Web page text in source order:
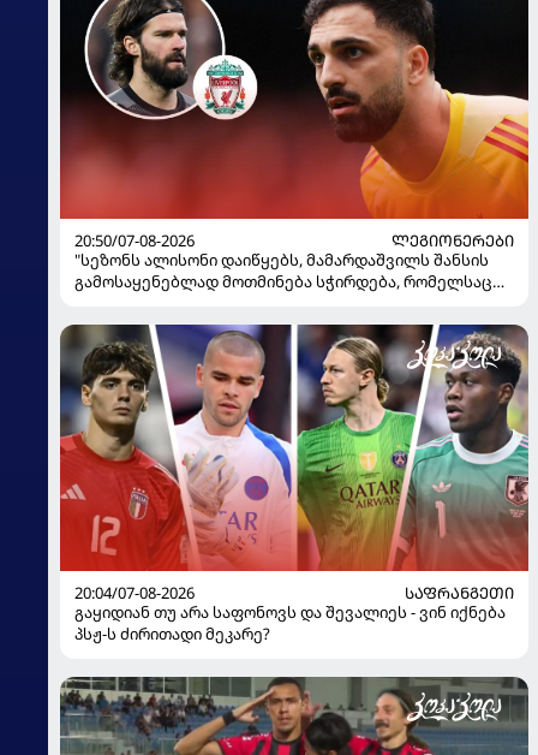
20:50/07-08-2026
ᲚᲔᲒᲘᲝᲜᲔᲠᲔᲑᲘ
"სეზონს ალისონი დაიწყებს, მამარდაშვილს შანსის
გამოსაყენებლად მოთმინება სჭირდება, რომელსაც
ყოფილმა მეკარემ
20:04/07-08-2026
ᲡᲐᲤᲠᲐᲜᲒᲔᲗᲘ
გაყიდიან თუ არა საფონოვს და შევალიეს - ვინ იქნება
პსჟ-ს ძირითადი მეკარე?